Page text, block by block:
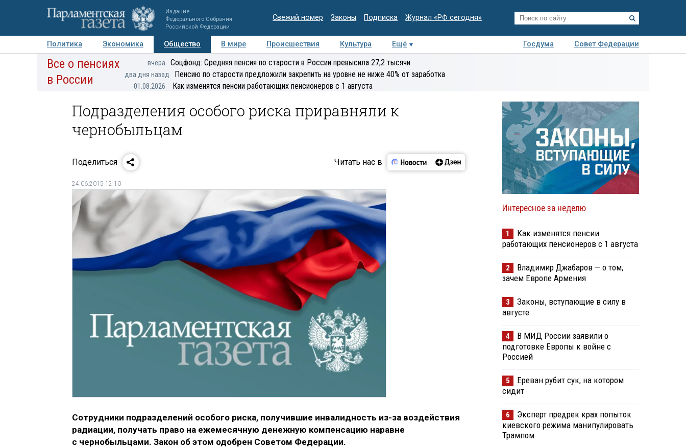
Издание
Федерального Собрания
Российской Федерации
Свежий номер Законы Подписка Журнал «РФ сегодня»
Политика Экономика Общество В мире Происшествия Культура Ещё Госдума
Совет Федерации
Авторы Персоны Мнения Регионы Медиацентр Интервью Колумнисты
экспертиза
Все о пенсиях
в России
вчера Соцфонд: Средняя пенсия по старости в России превысила 27,2 тысячи
два дня назад Пенсию по старости предложили закрепить на уровне не ниже 40% от заработка
01.08.2026 Как изменятся пенсии работающих пенсионеров с 1 августа
Подразделения особого риска приравняли к
чернобыльцам
Поделиться Читать нас в
24.06.2015 12:10
Сотрудники подразделений особого риска, получившие инвалидность из-за воздействия
радиации, получать право на ежемесячную денежную компенсацию наравне
с чернобыльцами. Закон об этом одобрен Советом Федерации.
Интересное за неделю
1
Как изменятся пенсии
работающих пенсионеров с 1 августа
2
Владимир Джабаров — о том,
зачем Европе Армения
3
Законы, вступающие в силу в
августе
4
В МИД России заявили о
подготовке Европы к войне с
Россией
5
Ереван рубит сук, на котором
сидит
6
Эксперт предрек крах попыток
киевского режима манипулировать
Трампом